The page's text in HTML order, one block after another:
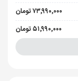
۷۳٬۹۹۰٬۰۰۰ تومان
۵۱٬۹۹۰٬۰۰۰ تومان